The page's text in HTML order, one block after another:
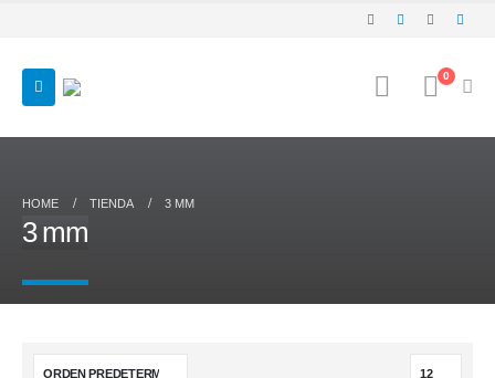
0
HOME TIENDA 3 MM
3 mm